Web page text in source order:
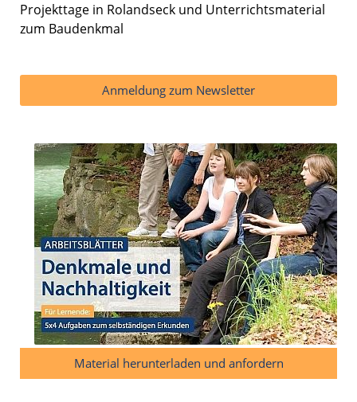
Projekttage in Rolandseck und Unterrichtsmaterial
zum Baudenkmal
Anmeldung zum Newsletter
Material herunterladen und anfordern